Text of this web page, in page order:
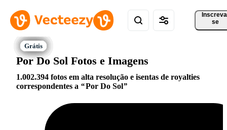
se
Por Do Sol Fotos e Imagens
1.002.394 fotos em alta resolução e isentas de royalties
correspondentes a
Por Do Sol